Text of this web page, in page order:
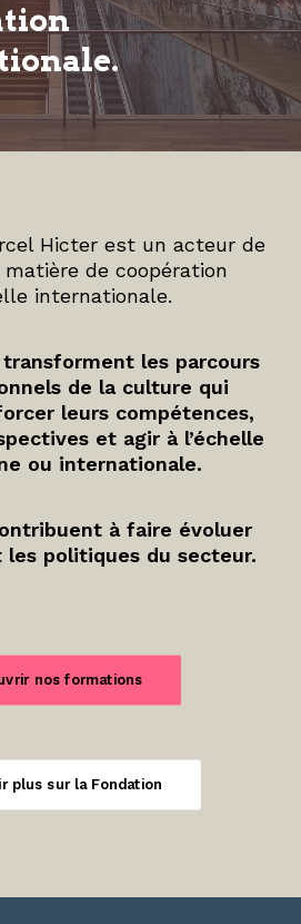
Hicter est un acteur de
de coopération
internationale.
les parcours
de la culture qui
leurs compétences,
et agir à l’échelle
ou internationale.
à faire évoluer
les politiques du secteur.
nos formations
plus sur la Fondation